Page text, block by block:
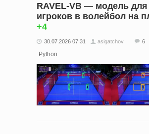
RAVEL-VB — модель для
игроков в волейбол на
+4
30.07.2026 07:31 asigatchov 6
Python